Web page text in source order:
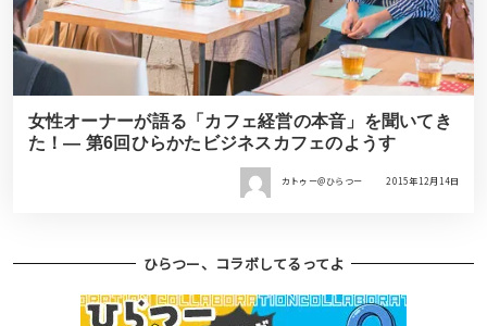
女性オーナーが語る「カフェ経営の本音」を聞いてき
た！― 第6回ひらかたビジネスカフェのようす
カトゥー＠ひらつー 2015年12月14日
ひらつー、コラボしてるってよ